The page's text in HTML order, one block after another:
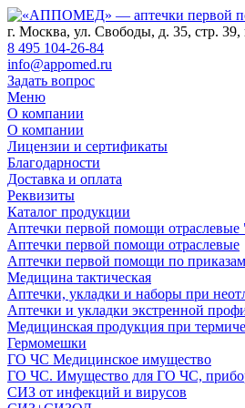
г. Москва, ул. Свободы, д. 35, стр. 39,
8 495 104-26-84
info@appomed.ru
Задать вопрос
Меню
О компании
О компании
Лицензии и сертификаты
Благодарности
Доставка и оплата
Реквизиты
Каталог продукции
Аптечки первой помощи
Аптечки первой помощи отраслевые
Аптечки первой помощи по приказам
Медицина тактическая
Аптечки, укладки и наборы при
Аптечки и укладки экстренной
Медицинская продукция при
Гермомешки
ГО ЧС Медицинское имущество
ГО ЧС. Имущество для ГО ЧС,
СИЗ от инфекций и вирусов